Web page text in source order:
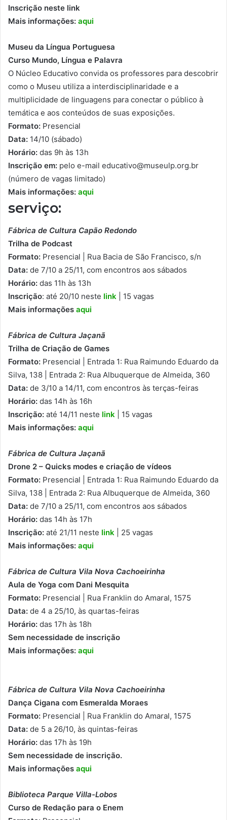
Inscrição neste link
Mais informações: aqui
Museu da Língua Portuguesa
Curso Mundo, Língua e Palavra
O Núcleo Educativo convida os professores para descobrir
como o Museu utiliza a interdisciplinaridade e a
multiplicidade de linguagens para conectar o público à
temática e aos conteúdos de suas exposições.
Formato: Presencial
Data: 14/10 (sábado)
Horário: das 9h às 13h
Inscrição em: pelo e-mail educativo@museulp.org.br
(número de vagas limitado)
Mais informações: aqui
serviço:
Fábrica de Cultura Capão Redondo
Trilha de Podcast
Formato: Presencial | Rua Bacia de São Francisco, s/n
Data: de 7/10 a 25/11, com encontros aos sábados
Horário: das 11h às 13h
Inscrição: até 20/10 neste link | 15 vagas
Mais informações aqui
Fábrica de Cultura Jaçanã
Trilha de Criação de Games
Formato: Presencial | Entrada 1: Rua Raimundo Eduardo da
Silva, 138 | Entrada 2: Rua Albuquerque de Almeida, 360
Data: de 3/10 a 14/11, com encontros às terças-feiras
Horário: das 14h às 16h
Inscrição: até 14/11 neste link | 15 vagas
Mais informações: aqui
Fábrica de Cultura Jaçanã
Drone 2 – Quicks modes e criação de vídeos
Formato: Presencial | Entrada 1: Rua Raimundo Eduardo da
Silva, 138 | Entrada 2: Rua Albuquerque de Almeida, 360
Data: de 7/10 a 25/11, com encontros aos sábados
Horário: das 14h às 17h
Inscrição: até 21/11 neste link
| 25 vagas
Mais informações: aqui
Fábrica de Cultura Vila Nova Cachoeirinha
Aula de Yoga com Dani Mesquita
Formato: Presencial | Rua Franklin do Amaral, 1575
Data: de 4 a 25/10, às quartas-feiras
Horário: das 17h às 18h
Sem necessidade de inscrição
Mais informações: aqui
Fábrica de Cultura Vila Nova Cachoeirinha
Dança Cigana com Esmeralda Moraes
Formato: Presencial | Rua Franklin do Amaral, 1575
Data: de 5 a 26/10, às quintas-feiras
Horário: das 17h às 19h
Sem necessidade de inscrição.
Mais informações aqui
Biblioteca Parque Villa-Lobos
Curso de Redação para o Enem